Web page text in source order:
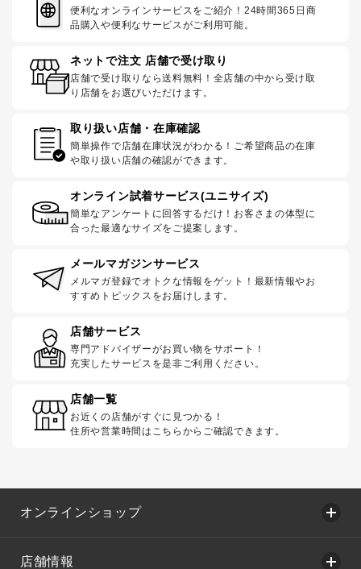
便利なオンラインサービスをご紹介！24時間365日商
品購入や便利なサービスがご利用可能。
ネットで注文 店舗で受け取り
店舗で受け取りなら送料無料！全店舗の中から受け取
り店舗をお選びいただけます。
取り扱い店舗・在庫確認
簡単操作で店舗在庫状況がわかる！ご希望商品の在庫
や取り扱い店舗の確認ができます。
オンライン試着サービス(ユニサイズ)
簡単なアンケートに回答するだけ！お客さまの体型に
合った最適なサイズをご提案します。
メールマガジンサービス
メルマガ登録でオトクな情報をゲット！最新情報やお
すすめトピックスをお届けします。
店舗サービス
専門アドバイザーがお買い物をサポート！
充実したサービスを是非ご利用ください。
店舗一覧
お近くの店舗がすぐに見つかる！
住所や営業時間はこちらからご確認できます。
オンラインショップ
店舗情報